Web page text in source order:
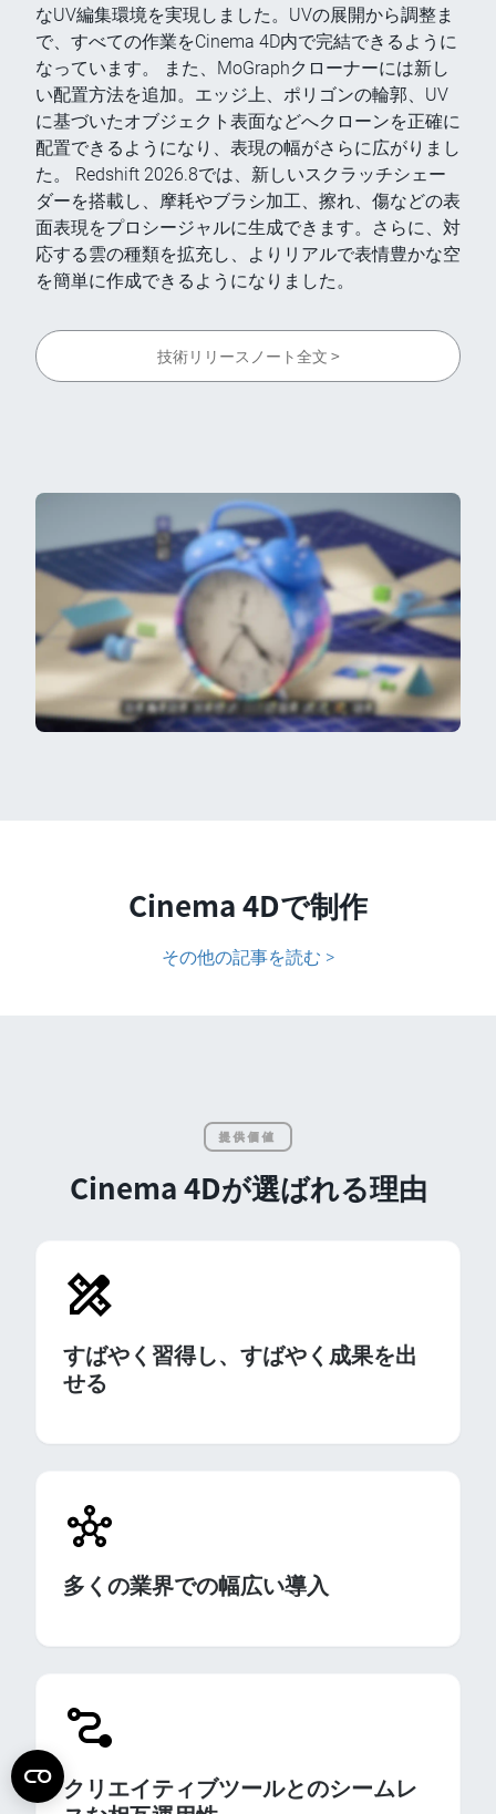
なUV編集環境を実現しました。UVの展開から調整ま
で、すべての作業をCinema 4D内で完結できるように
なっています。 また、MoGraphクローナーには新し
い配置方法を追加。エッジ上、ポリゴンの輪郭、UV
に基づいたオブジェクト表面などへクローンを正確に
配置できるようになり、表現の幅がさらに広がりまし
た。 Redshift 2026.8では、新しいスクラッチシェー
ダーを搭載し、摩耗やブラシ加工、擦れ、傷などの表
面表現をプロシージャルに生成できます。さらに、対
応する雲の種類を拡充し、よりリアルで表情豊かな空
を簡単に作成できるようになりました。
技術リリースノート全文 >
Cinema 4Dで制作
その他の記事を読む >
提供価値
Cinema 4Dが選ばれる理由
すばやく習得し、すばやく成果を出
せる
多くの業界での幅広い導入
クリエイティブツールとのシームレ